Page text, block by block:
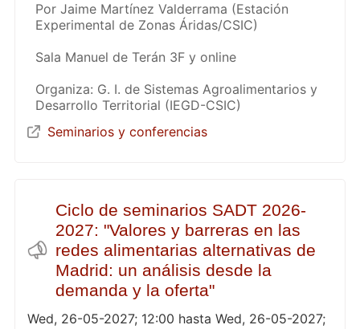
Por Jaime Martínez Valderrama (Estación
Experimental de Zonas Áridas/CSIC)
Sala Manuel de Terán 3F y online
Organiza: G. I. de Sistemas Agroalimentarios y
Desarrollo Territorial (IEGD-CSIC)
Seminarios y conferencias
Ciclo de seminarios SADT 2026-
2027: "Valores y barreras en las
redes alimentarias alternativas de
Madrid: un análisis desde la
demanda y la oferta"
Wed, 26-05-2027; 12:00 hasta Wed, 26-05-2027;